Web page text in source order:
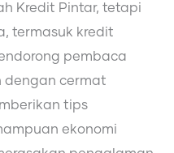
Kredit Pintar, tetapi
termasuk kredit
pembaca
dengan cermat
tips
ekonomi